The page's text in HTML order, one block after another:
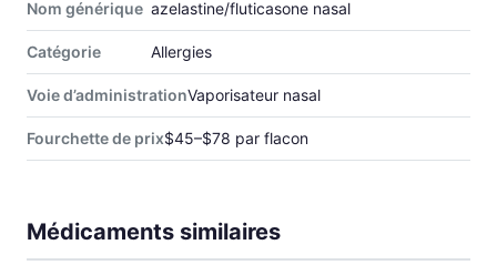
Nom générique azelastine/fluticasone nasal
Catégorie Allergies
Voie d’administrationVaporisateur nasal
Fourchette de prix$45–$78 par flacon
Médicaments similaires